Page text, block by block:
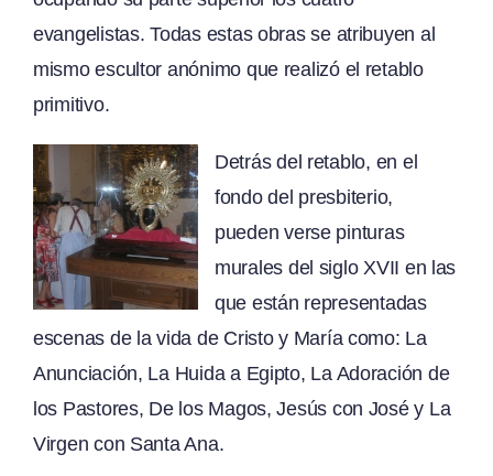
evangelistas. Todas estas obras se atribuyen al
mismo escultor anónimo que realizó el retablo
primitivo.
Detrás del retablo, en el
fondo del presbiterio,
pueden verse pinturas
murales del siglo XVII en las
que están representadas
escenas de la vida de Cristo y María como: La
Anunciación, La Huida a Egipto, La Adoración de
los Pastores, De los Magos, Jesús con José y La
Virgen con Santa Ana.